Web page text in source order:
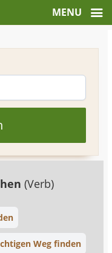
(Verb)
Weg finden